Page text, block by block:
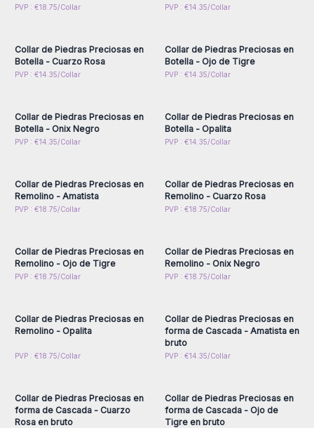
PVP : €18.75/Collar PVP : €14.35/Collar
Inicie sesión o regístrese
Collar de Piedras Preciosas en
Botella - Cuarzo Rosa
PVP : €14.35/Collar
Inicie sesión o regístrese
Collar de Piedras Preciosas en
Botella - Ojo de Tigre
PVP : €14.35/Collar
Inicie sesión o regístrese
Collar de Piedras Preciosas en
Botella - Onix Negro
PVP : €14.35/Collar
Inicie sesión o regístrese
Collar de Piedras Preciosas en
Botella - Opalita
PVP : €14.35/Collar
Inicie sesión o regístrese
Collar de Piedras Preciosas en
Remolino - Amatista
PVP : €18.75/Collar
Inicie sesión o regístrese
Collar de Piedras Preciosas en
Remolino - Cuarzo Rosa
PVP : €18.75/Collar
Inicie sesión o regístrese
Collar de Piedras Preciosas en
Remolino - Ojo de Tigre
PVP : €18.75/Collar
Inicie sesión o regístrese
Collar de Piedras Preciosas en
Remolino - Onix Negro
PVP : €18.75/Collar
Inicie sesión o regístrese
Collar de Piedras Preciosas en
Remolino - Opalita
PVP : €18.75/Collar
Inicie sesión o regístrese
Collar de Piedras Preciosas en
forma de Cascada - Amatista en
bruto
PVP : €14.35/Collar
Inicie sesión o regístrese
Collar de Piedras Preciosas en
forma de Cascada - Cuarzo
Rosa en bruto
Inicie sesión o regístrese
Collar de Piedras Preciosas en
forma de Cascada - Ojo de
Tigre en bruto